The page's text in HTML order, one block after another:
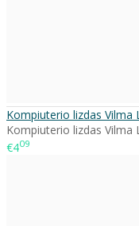
Kompiuterio lizdas Vilma
Kompiuterio lizdas Vilma
€409